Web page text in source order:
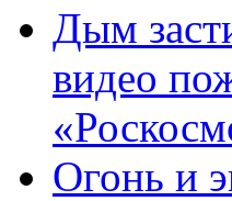
Дым
видео
Огонь и